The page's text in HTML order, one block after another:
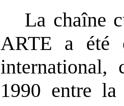
La chaîne
ARTE a été
international,
1990 entre